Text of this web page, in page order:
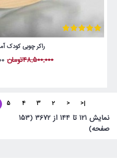
راکر چوبی کودک
48,500,000تومان
|<
<
2
3
4
5
نمايش 121 تا 144 از 3672 (153
صفحه)